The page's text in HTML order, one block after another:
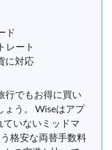
ド
レート
に対応
行でもお得に買い
ょう。 Wiseはアプ
ていないミッドマ
格安な両替手数料